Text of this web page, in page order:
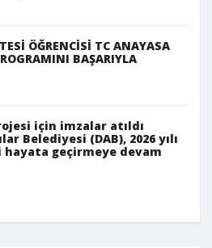
ÖĞRENCİSİ TC ANAYASA
BAŞARIYLA
için imzalar atıldı
Belediyesi (DAB), 2026 yılı
hayata geçirmeye devam